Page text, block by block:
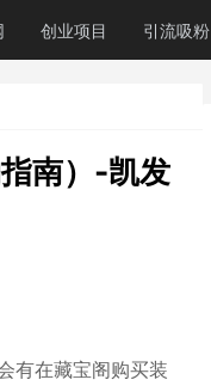
创业项目 引流吸粉
南）-凯发
有在藏宝阁购买装